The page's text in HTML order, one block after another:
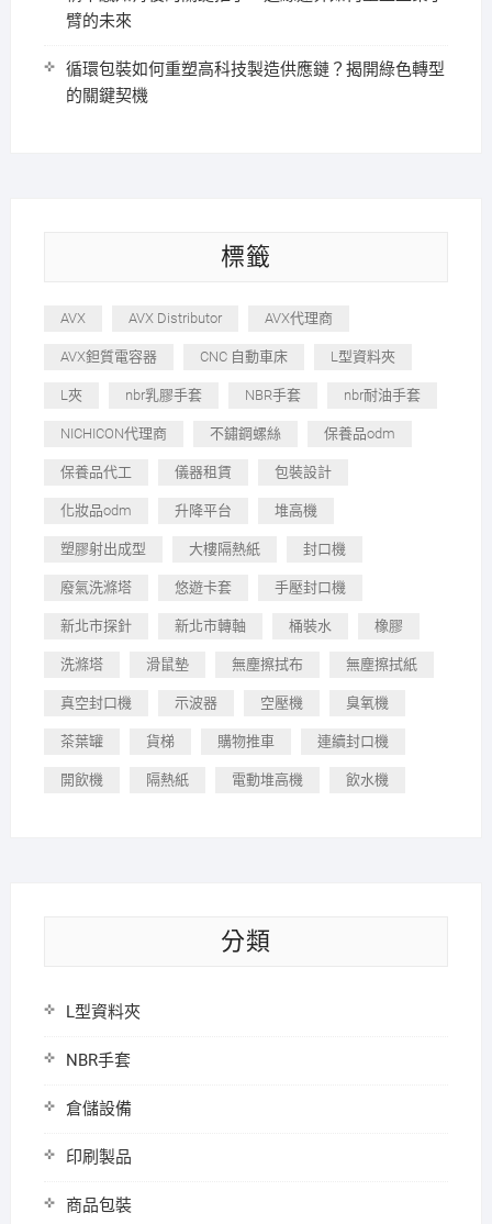
臂的未來
循環包裝如何重塑高科技製造供應鏈？揭開綠色轉型
的關鍵契機
標籤
AVX AVX Distributor AVX代理商
AVX鉭質電容器 CNC 自動車床 L型資料夾
L夾 nbr乳膠手套 NBR手套 nbr耐油手套
NICHICON代理商 不鏽鋼螺絲 保養品odm
保養品代工 儀器租賃 包裝設計
化妝品odm 升降平台 堆高機
塑膠射出成型 大樓隔熱紙 封口機
廢氣洗滌塔 悠遊卡套 手壓封口機
新北市探針 新北市轉軸 桶裝水 橡膠
洗滌塔 滑鼠墊 無塵擦拭布 無塵擦拭紙
真空封口機 示波器 空壓機 臭氧機
茶葉罐 貨梯 購物推車 連續封口機
開飲機 隔熱紙 電動堆高機 飲水機
分類
L型資料夾
NBR手套
倉儲設備
印刷製品
商品包裝